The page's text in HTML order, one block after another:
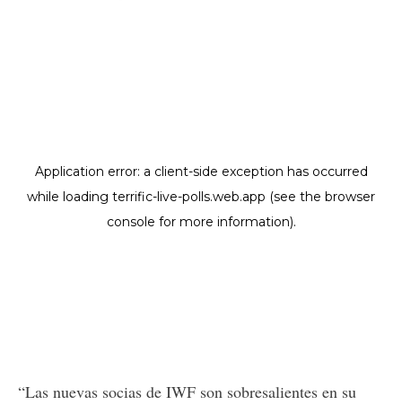
“Las nuevas socias de IWF son sobresalientes en su